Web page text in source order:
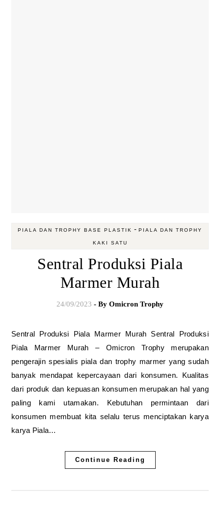
PIALA DAN TROPHY BASE PLASTIK - PIALA DAN TROPHY
KAKI SATU
Sentral Produksi Piala
Marmer Murah
24/09/2023 - By Omicron Trophy
Sentral Produksi Piala Marmer Murah Sentral Produksi
Piala Marmer Murah – Omicron Trophy merupakan
pengerajin spesialis piala dan trophy marmer yang sudah
banyak mendapat kepercayaan dari konsumen. Kualitas
dari produk dan kepuasan konsumen merupakan hal yang
paling kami utamakan. Kebutuhan permintaan dari
konsumen membuat kita selalu terus menciptakan karya
karya Piala…
Continue Reading